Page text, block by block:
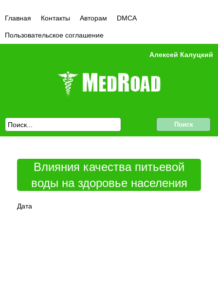
Главная Контакты Авторам DMCA
Пользовательское соглашение
Алексей Калуцкий
Влияния качества питьевой
воды на здоровье населения
Дата